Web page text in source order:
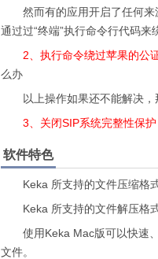
然而有的应用开启了任何来
通过过“终端”执行命令行代码来
2、执行命令绕过苹果的公
么办
以上操作如果还不能解决，
3、关闭SIP系统完整性保护
软件特色
Keka 所支持的文件压缩格式
Keka 所支持的文件解压格式
使用Keka Mac版可以快速、
文件。